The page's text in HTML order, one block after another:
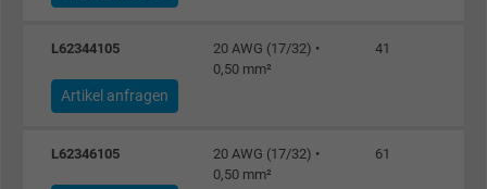
L62344105
20 AWG (17/32) •
0,50 mm²
41
Artikel anfragen
L62346105
20 AWG (17/32) •
0,50 mm²
61